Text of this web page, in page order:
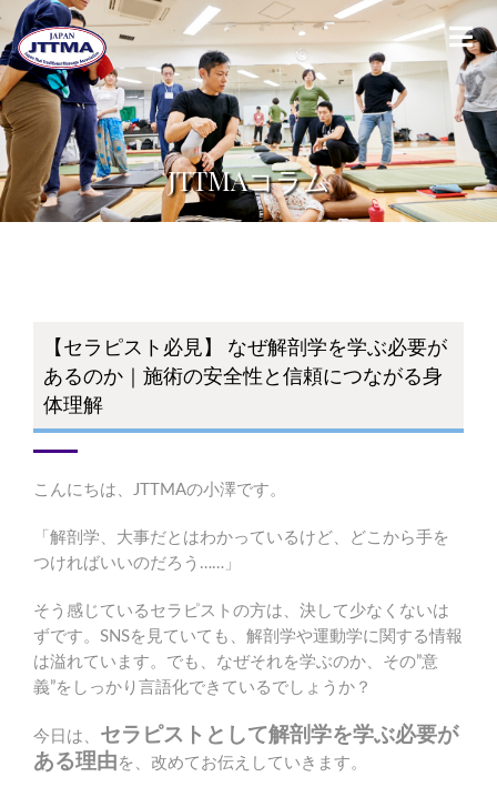
JTTMAコラム
【セラピスト必見】 なぜ解剖学を学ぶ必要が
あるのか｜施術の安全性と信頼につながる身
体理解
こんにちは、JTTMAの小澤です。
「解剖学、大事だとはわかっているけど、どこから手を
つければいいのだろう……」
そう感じているセラピストの方は、決して少なくないは
ずです。SNSを見ていても、解剖学や運動学に関する情報
は溢れています。でも、なぜそれを学ぶのか、その”意
義”をしっかり言語化できているでしょうか？
今日は、 セラピストとして解剖学を学ぶ必要が
ある理由 を、改めてお伝えしていきます。